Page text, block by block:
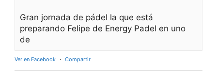
Gran jornada de pádel la que está
preparando Felipe de Energy Padel en uno
de
Ver en Facebook · Compartir